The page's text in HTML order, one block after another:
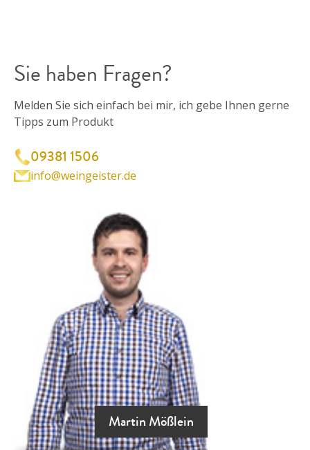
Sie haben Fragen?
Melden Sie sich einfach bei mir, ich gebe Ihnen gerne
Tipps zum Produkt
09381 1506
info@weingeister.de
Martin Mößlein